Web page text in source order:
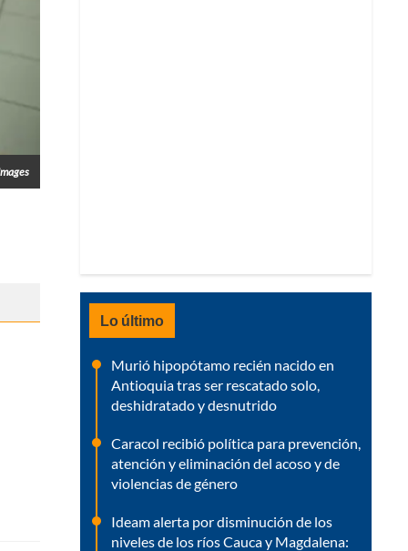
Lo último
Murió hipopótamo recién nacido en
Antioquia tras ser rescatado solo,
deshidratado y desnutrido
Caracol recibió política para prevención,
atención y eliminación del acoso y de
violencias de género
Ideam alerta por disminución de los
niveles de los ríos Cauca y Magdalena: